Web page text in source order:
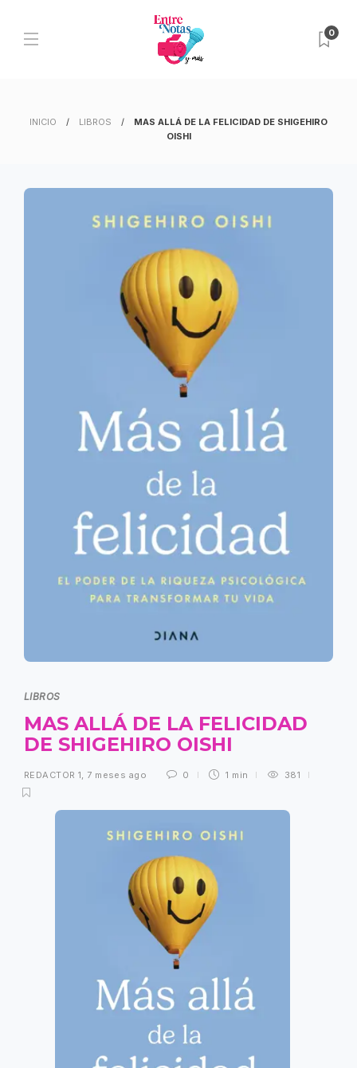
0
INICIO LIBROS
MAS ALLÁ DE LA FELICIDAD DE SHIGEHIRO
OISHI
LIBROS
MAS ALLÁ DE LA FELICIDAD
DE SHIGEHIRO OISHI
REDACTOR 1, 7 meses ago 0 1 min 381